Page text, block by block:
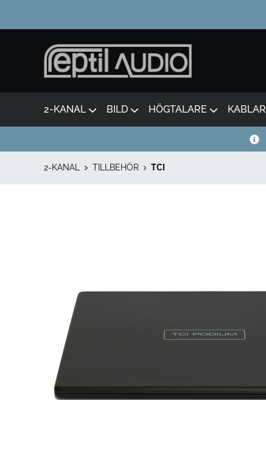
2-KANAL BILD HÖGTALARE KABLAR
2-KANAL TILLBEHÖR TCI